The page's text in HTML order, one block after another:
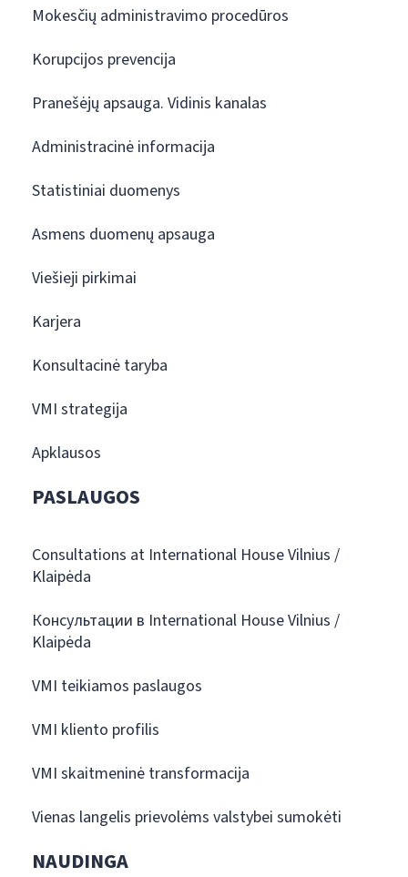
Mokesčių administravimo procedūros
Korupcijos prevencija
Pranešėjų apsauga. Vidinis kanalas
Administracinė informacija
Statistiniai duomenys
Asmens duomenų apsauga
Viešieji pirkimai
Karjera
Konsultacinė taryba
VMI strategija
Apklausos
PASLAUGOS
Consultations at International House Vilnius /
Klaipėda
Консультации в International House Vilnius /
Klaipėda
VMI teikiamos paslaugos
VMI kliento profilis
VMI skaitmeninė transformacija
Vienas langelis prievolėms valstybei sumokėti
NAUDINGA